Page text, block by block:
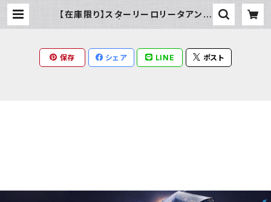
【在庫限り】スターリーロリータアンブ
保存 シェア LINE ポスト